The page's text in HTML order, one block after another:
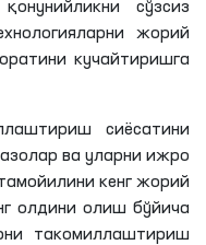
сўзсиз
жорий
кучайтиришга
сиёсатини
ва уларни ижро
кенг жорий
олдини олиш бўйича
такомиллаштириш